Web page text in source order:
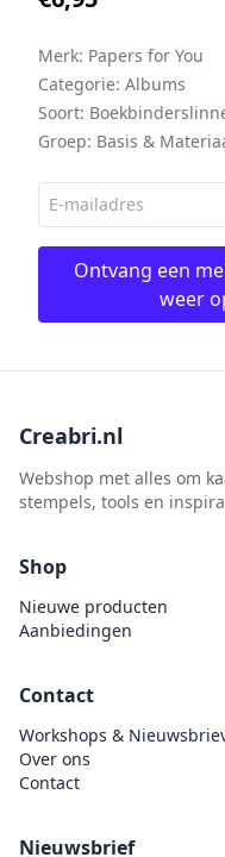
Merk: Papers for You
Categorie: Albums
Soort:
Groep: Basis &
Ontvang een
weer
Creabri.nl
Webshop met alles om
stempels, tools en
Shop
Nieuwe producten
Aanbiedingen
Contact
Workshops &
Over ons
Contact
Nieuwsbrief